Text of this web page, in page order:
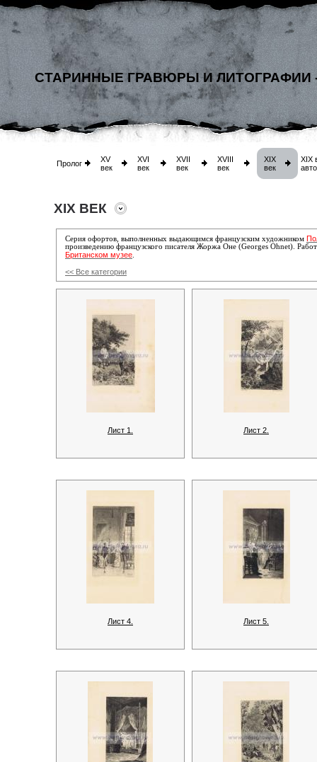
СТАРИННЫЕ ГРАВЮРЫ И ЛИТОГРАФИИ
Пролог
XV
век
XVI
век
XVII
век
XVIII
век
XIX
век
XIX
XIX ВЕК
Серия офортов, выполненных выдающимся французским художником
произведению французского писателя Жоржа Оне (Georges Ohnet).
Британском музее
<< Все категории
Лист 1. Лист 2.
Лист 4. Лист 5.